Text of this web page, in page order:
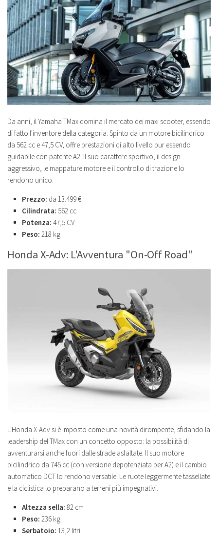
Da anni, il Yamaha TMax domina il mercato dei maxi scooter, essendo
di fatto l'inventore della categoria. Spinto da un motore bicilindrico
da 562 cc e 47,5 CV, offre prestazioni di alto livello pur essendo
guidabile con patente A2. Il suo carattere sportivo, il design
aggressivo, le mappature motore e il controllo di trazione lo
rendono unico.
Prezzo: da 13.499 €
Cilindrata: 562 cc
Potenza: 47,5 CV
Peso: 218 kg
Honda X-Adv: L'Avventura "On-Off Road"
L'Honda X-Adv si è imposto come una novità dirompente, sfidando la
leadership del TMax con un concetto opposto: la possibilità di
avventurarsi anche fuori dalle strade asfaltate. Il suo motore
bicilindrico da 745 cc (con versione depotenziata per A2) e il cambio
automatico DCT lo rendono versatile. Le ruote leggermente tassellate
e la ciclistica lo preparano a terreni più impegnativi.
Altezza sella: 82 cm
Peso: 236 kg
Serbatoio: 13,2 litri